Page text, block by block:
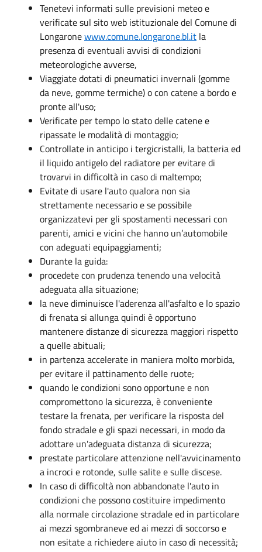
Tenetevi informati sulle previsioni meteo e
verificate sul sito web istituzionale del Comune di
Longaronewww.comune.longarone.bl.it la
presenza di eventuali avvisi di condizioni
meteorologiche avverse,
Viaggiate dotati di pneumatici invernali (gomme
da neve, gomme termiche) o con catene a bordo e
pronte all'uso;
Verificate per tempo lo stato delle catene e
ripassate le modalità di montaggio;
Controllate in anticipo i tergicristalli, la batteria ed
il liquido antigelo del radiatore per evitare di
trovarvi in difficoltà in caso di maltempo;
Evitate di usare l'auto qualora non sia
strettamente necessario e se possibile
organizzatevi per gli spostamenti necessari con
parenti, amici e vicini che hanno un’automobile
con adeguati equipaggiamenti;
Durante la guida:
procedete con prudenza tenendo una velocità
adeguata alla situazione;
la neve diminuisce l'aderenza all'asfalto e lo spazio
di frenata si allunga quindi è opportuno
mantenere distanze di sicurezza maggiori rispetto
a quelle abituali;
in partenza accelerate in maniera molto morbida,
per evitare il pattinamento delle ruote;
quando le condizioni sono opportune e non
compromettono la sicurezza, è conveniente
testare la frenata, per verificare la risposta del
fondo stradale e gli spazi necessari, in modo da
adottare un'adeguata distanza di sicurezza;
prestate particolare attenzione nell'avvicinamento
a incroci e rotonde, sulle salite e sulle discese.
In caso di difficoltà non abbandonate l'auto in
condizioni che possono costituire impedimento
alla normale circolazione stradale ed in particolare
ai mezzi sgombraneve ed ai mezzi di soccorso e
non esitate a richiedere aiuto in caso di necessità;